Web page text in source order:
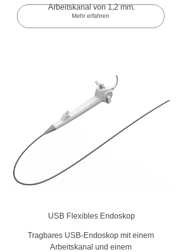
Arbeitskanal von 1,2 mm.
Mehr erfahren
USB Flexibles Endoskop
Tragbares USB-Endoskop mit einem
Arbeitskanal und einem